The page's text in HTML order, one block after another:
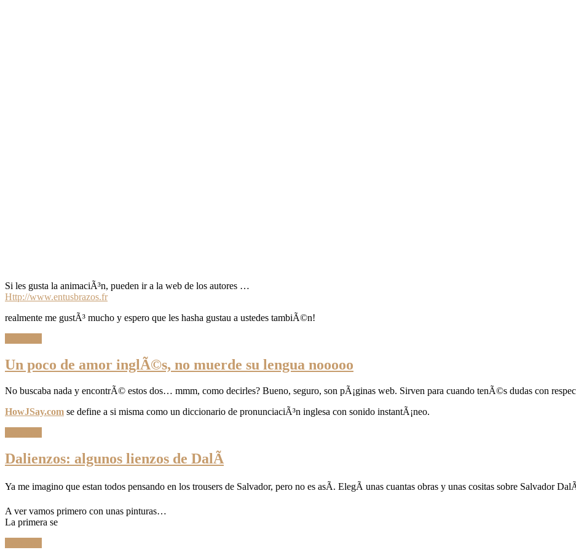
Si les gusta la animaciÃ³n, pueden ir a la web de los autores …
Http://www.entusbrazos.fr
realmente me gustÃ³ mucho y espero que les hasha gustau a ustedes tambiÃ©n!
Un poco de amor inglÃ©s, no muerde su lengua nooooo
No buscaba nada y encontrÃ© estos dos… mmm, como decirles? Bueno, seguro, son pÃ¡ginas web. Sirven para cuando tenÃ©s dudas con
HowJSay.com se define a si misma como un diccionario de pronunciaciÃ³n inglesa con sonido instantÃ¡neo.
Dalienzos: algunos lienzos de DalÃ­
Ya me imagino que estan todos pensando en los trousers de Salvador, pero no es asÃ­. ElegÃ­ unas cuantas obras y unas cositas sobre Salvador
A ver vamos primero con unas pinturas…
La primera se